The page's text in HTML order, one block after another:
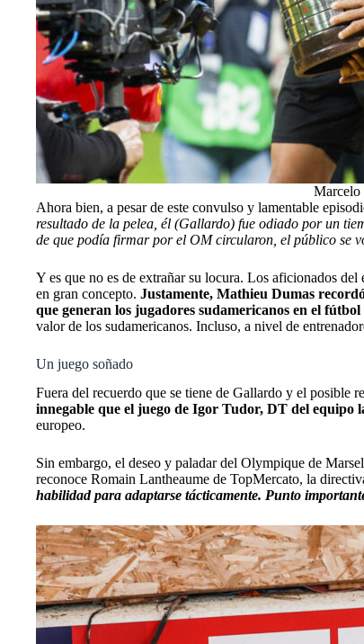
Marcelo
Ahora bien, a pesar de este convulso y lamentable
resultado de la pelea, él (Gallardo) fue odiado por un
de que podía firmar por el OM circularon, el público se
Y es que no es de extrañar su locura. Los aficionados
en gran concepto. Justamente, Mathieu Dumas
que generan los jugadores sudamericanos en el fútbol
valor de los sudamericanos. Incluso, a nivel de
Un juego soñado
Fuera del recuerdo que se tiene de Gallardo y el posible
innegable que el juego de Igor Tudor, DT del equipo
europeo.
Sin embargo, el deseo y paladar del Olympique de
reconoce Romain Lantheaume de TopMercato, la
habilidad para adaptarse tácticamente. Punto